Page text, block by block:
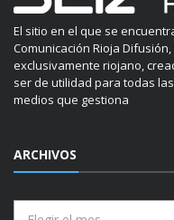
El sitio en el que se
Comunicación Rioja
exclusivamente riojano,
ser de utilidad para todas
medios que gestiona
ARCHIVOS